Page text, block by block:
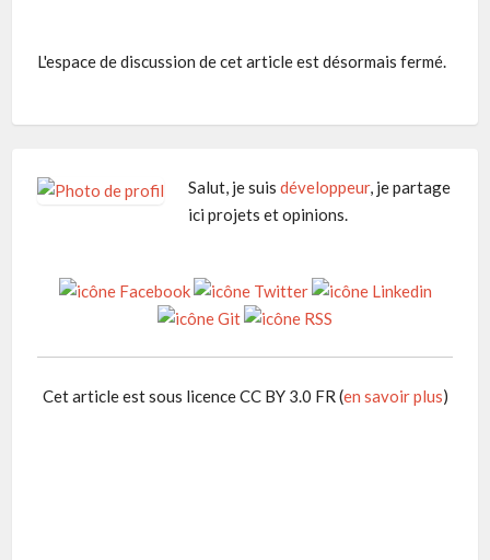
L'espace de discussion de cet article est désormais fermé.
Salut, je suisdéveloppeur, je partage
ici projets et opinions.
Cet article est sous licence CC BY 3.0 FR (en savoir plus)